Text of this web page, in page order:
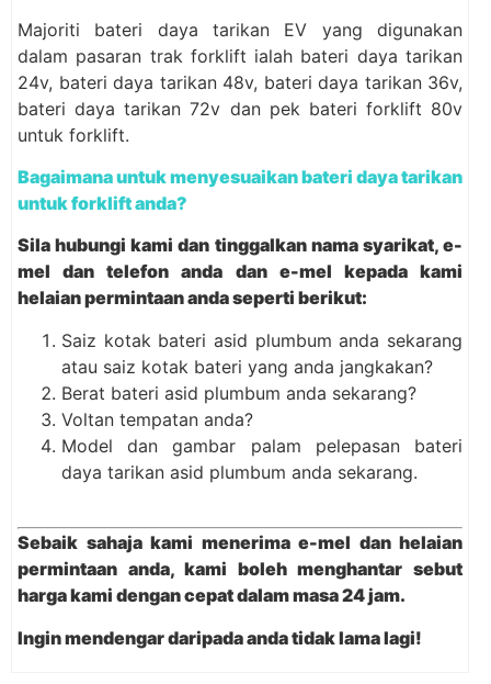
Majoriti bateri daya tarikan EV yang digunakan
dalam pasaran trak forklift ialah bateri daya tarikan
24v, bateri daya tarikan 48v, bateri daya tarikan 36v,
bateri daya tarikan 72v dan pek bateri forklift 80v
untuk forklift.
Bagaimana untuk menyesuaikan bateri daya tarikan
untuk forklift anda?
Sila hubungi kami dan tinggalkan nama syarikat, e-
mel dan telefon anda dan e-mel kepada kami
helaian permintaan anda seperti berikut:
Saiz kotak bateri asid plumbum anda sekarang
atau saiz kotak bateri yang anda jangkakan?
Berat bateri asid plumbum anda sekarang?
Voltan tempatan anda?
Model dan gambar palam pelepasan bateri
daya tarikan asid plumbum anda sekarang.
Sebaik sahaja kami menerima e-mel dan helaian
permintaan anda, kami boleh menghantar sebut
harga kami dengan cepat dalam masa 24 jam.
Ingin mendengar daripada anda tidak lama lagi!